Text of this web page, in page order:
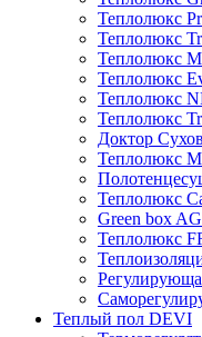
Теплолюкс
Теплолюкс
Теплолюкс
Теплолюкс
Теплолюкс
Теплолюкс
Доктор Сухов
Теплолюкс
Теплолюкс
Green box
Теплолюкс
Теплый пол DEVI